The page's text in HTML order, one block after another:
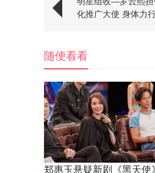
化推广大使 身体力
随便看看
郑惠玉悬疑新剧《黑天使